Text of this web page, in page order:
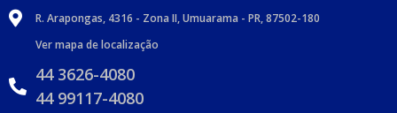
R. Arapongas, 4316 - Zona II, Umuarama - PR, 87502-180
Ver mapa de localização
44 3626-4080
44 99117-4080